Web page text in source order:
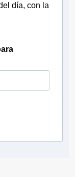
día, con la